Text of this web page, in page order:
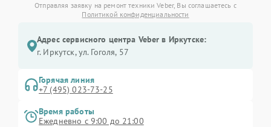
Отправляя заявку на ремонт техники Veber, Вы соглашаетесь с
Политикой конфиденциальности
Адрес сервисного центра Veber в Иркутске:
г. Иркутск, ул. ​Гоголя, 57
Горячая линия
+7 (495) 023-73-25
Время работы
Ежедневно с 9:00 до 21:00